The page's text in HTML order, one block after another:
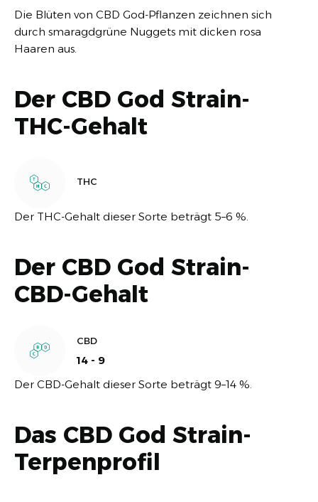
Die Blüten von CBD God-Pflanzen zeichnen sich
durch smaragdgrüne Nuggets mit dicken rosa
Haaren aus.
Der CBD God Strain-
THC-Gehalt
THC
Der THC-Gehalt dieser Sorte beträgt 5–6 %.
Der CBD God Strain-
CBD-Gehalt
CBD
14 - 9
Der CBD-Gehalt dieser Sorte beträgt 9–14 %.
Das CBD God Strain-
Terpenprofil